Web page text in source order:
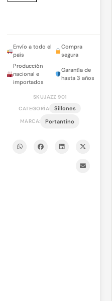
Envío a todo el
país
Compra
segura
Producción
nacional e
importados
Garantía de
hasta 3 años
SKUJAZZ 901
CATEGORÍA
Sillones
MARCA: Portantino